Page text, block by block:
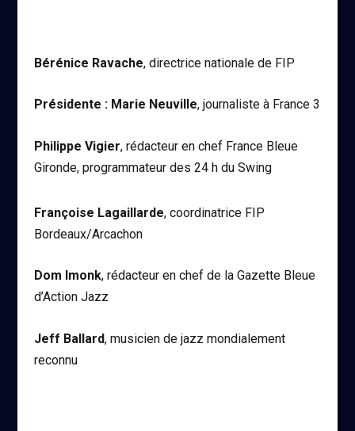
Bérénice Ravache, directrice nationale de FIP
Présidente : Marie Neuville, journaliste à France 3
Philippe Vigier, rédacteur en chef France Bleue
Gironde, programmateur des 24 h du Swing
Françoise Lagaillarde, coordinatrice FIP
Bordeaux/Arcachon
Dom Imonk, rédacteur en chef de la Gazette Bleue
d’Action Jazz
Jeff Ballard, musicien de jazz mondialement
reconnu